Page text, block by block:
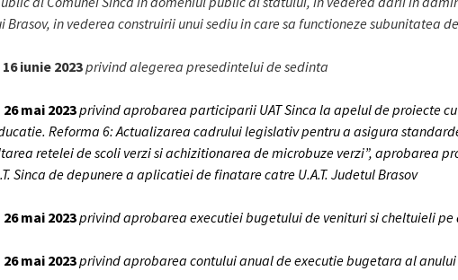
in vederea construirii unui sediu in care sa functioneze subunitatea
iunie 2023privind alegerea presedintelui de sedinta
mai 2023privind aprobarea participarii UAT Sinca la apelul de proiecte
Reforma 6: Actualizarea cadrului legislativ pentru a asigura
retelei de scoli verzi si achizitionarea de microbuze verzi”, aprobarea
Sinca de depunere a aplicatiei de finatare catre U.A.T. Judetul Brasov
mai 2023privind aprobarea executiei bugetului de venituri si cheltuieli pe
mai 2023privind aprobarea contului anual de executie bugetara al anului